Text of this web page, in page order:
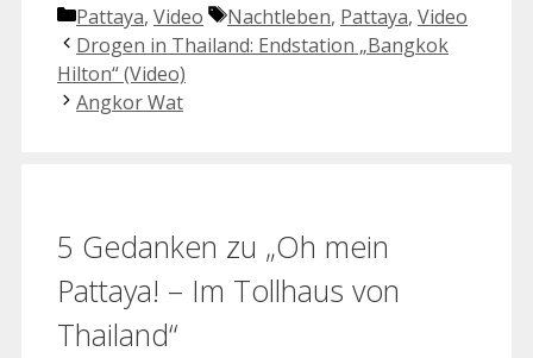
Kategorien
Pattaya, Video Schlagwörter
Nachtleben, Pattaya, Video
Drogen in Thailand: Endstation „Bangkok
Hilton“ (Video)
Angkor Wat
5 Gedanken zu „Oh mein
Pattaya! – Im Tollhaus von
Thailand“